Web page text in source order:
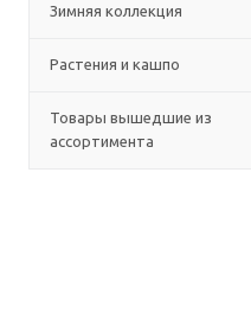
Зимняя коллекция
Растения и кашпо
Товары вышедшие из
ассортимента